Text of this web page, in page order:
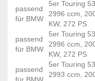
passend
für BMW
5er Touring
2996 ccm,
KW, 272 PS
passend
für BMW
5er Touring
2996 ccm,
KW, 272 PS
passend
für BMW
5er Touring
2993 ccm,